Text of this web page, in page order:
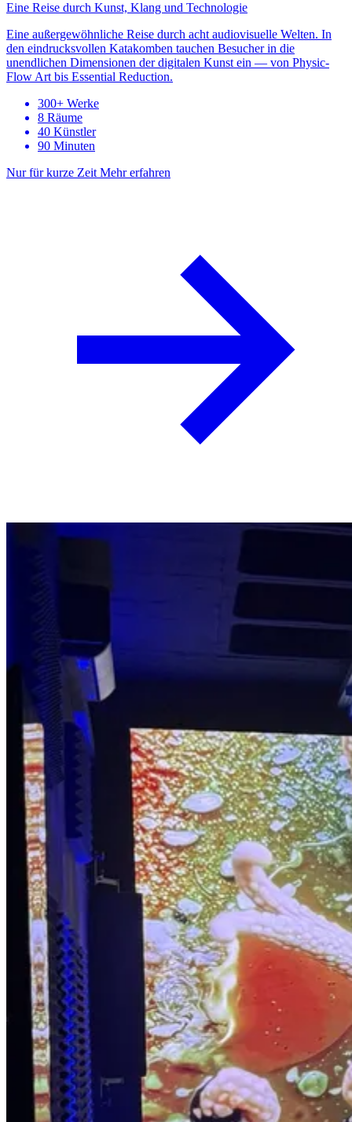
Eine Reise durch Kunst, Klang und Technologie
Eine außergewöhnliche Reise durch acht audiovisuelle Welten. In
den eindrucksvollen Katakomben tauchen Besucher in die
unendlichen Dimensionen der digitalen Kunst ein — von Physic-
Flow Art bis Essential Reduction.
300+ Werke
8 Räume
40 Künstler
90 Minuten
Nur für kurze Zeit Mehr erfahren